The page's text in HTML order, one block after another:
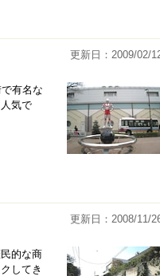
更新日：2009/02/
有名な
気で
更新日：2008/11/
的な商
してき